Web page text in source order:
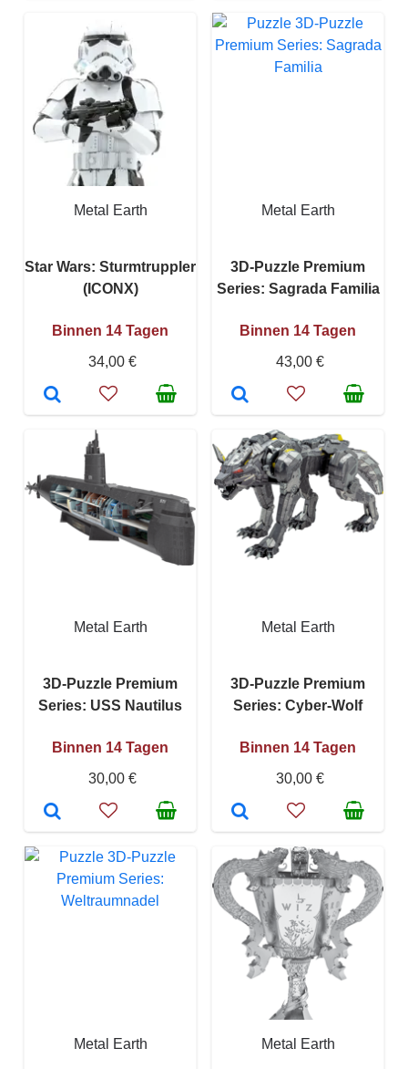
Metal Earth
Star Wars: Sturmtruppler
(ICONX)
Binnen 14 Tagen
34,00 €
Metal Earth
3D-Puzzle Premium
Series: Sagrada Familia
Binnen 14 Tagen
43,00 €
Metal Earth
3D-Puzzle Premium
Series: USS Nautilus
Binnen 14 Tagen
30,00 €
Metal Earth
3D-Puzzle Premium
Series: Cyber-Wolf
Binnen 14 Tagen
30,00 €
Metal Earth Metal Earth